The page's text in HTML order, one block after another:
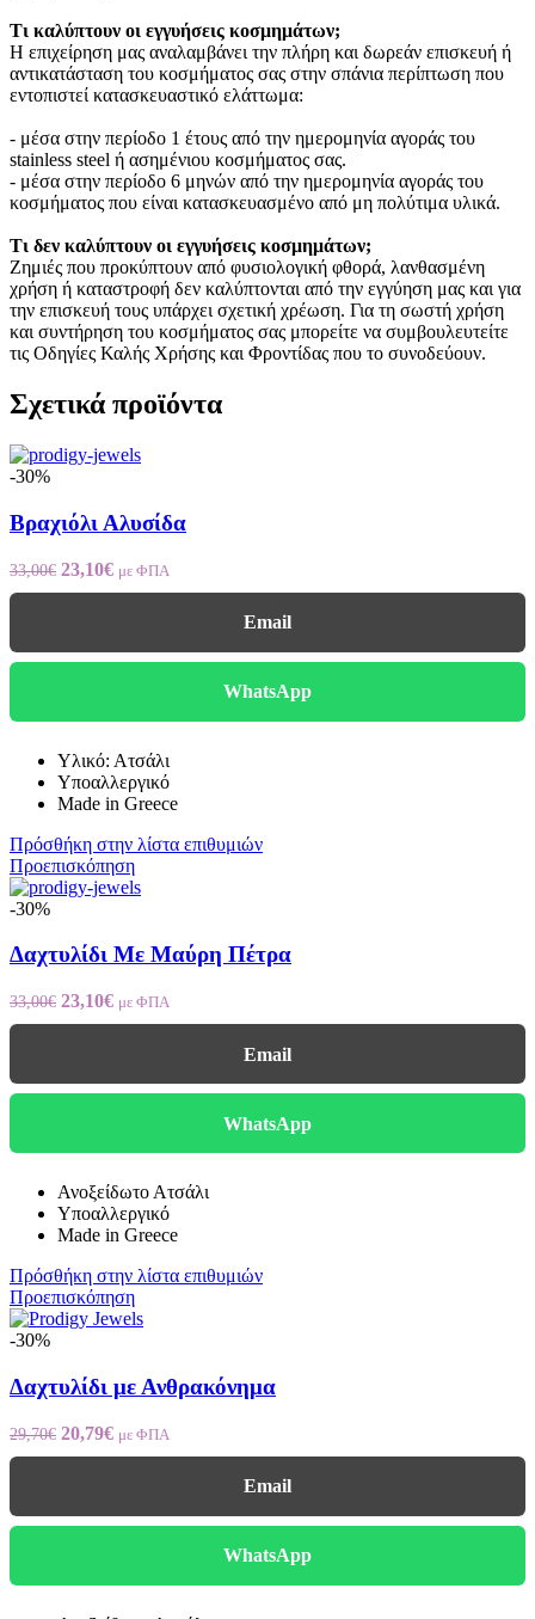
Τι καλύπτουν οι εγγυήσεις κοσμημάτων;
Η επιχείρηση μας αναλαμβάνει την πλήρη και δωρεάν επισκευή ή
αντικατάσταση του κοσμήματος σας στην σπάνια περίπτωση που
εντοπιστεί κατασκευαστικό ελάττωμα:
- μέσα στην περίοδο 1 έτους από την ημερομηνία αγοράς του
stainless steel ή ασημένιου κοσμήματος σας.
- μέσα στην περίοδο 6 μηνών από την ημερομηνία αγοράς του
κοσμήματος που είναι κατασκευασμένο από μη πολύτιμα υλικά.
Τι δεν καλύπτουν οι εγγυήσεις κοσμημάτων;
Ζημιές που προκύπτουν από φυσιολογική φθορά, λανθασμένη
χρήση ή καταστροφή δεν καλύπτονται από την εγγύηση μας και για
την επισκευή τους υπάρχει σχετική χρέωση. Για τη σωστή χρήση
και συντήρηση του κοσμήματος σας μπορείτε να συμβουλευτείτε
τις Οδηγίες Καλής Χρήσης και Φροντίδας που το συνοδεύουν.
Σχετικά προϊόντα
-30%
Βραχιόλι Αλυσίδα
33,00€ Original
price
23,10€Η
τρέχουσα
23,10€.
με ΦΠΑ
Email
WhatsApp
Υλικό: Ατσάλι
Υποαλλεργικό
Made in Greece
Πρόσθήκη στην λίστα επιθυμιών
Προεπισκόπηση
-30%
Δαχτυλίδι Με Μαύρη Πέτρα
33,00€ Original
price
23,10€Η
τρέχουσα
23,10€.
με ΦΠΑ
Email
WhatsApp
Ανοξείδωτο Ατσάλι
Υποαλλεργικό
Made in Greece
Πρόσθήκη στην λίστα επιθυμιών
Προεπισκόπηση
-30%
Δαχτυλίδι με Ανθρακόνημα
29,70€ Original
price
20,79€Η
τρέχουσα
20,79€.
με ΦΠΑ
Email
WhatsApp